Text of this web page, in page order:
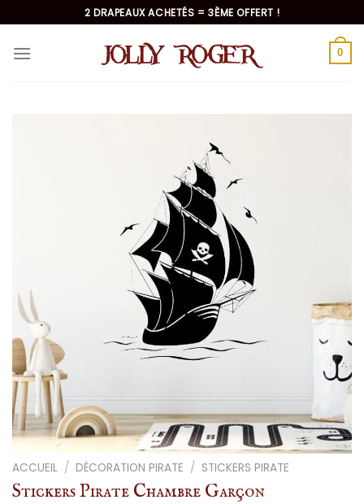
au
contenu
2 DRAPEAUX ACHETÉS = 3ÈME OFFERT !
0
ACCUEIL / DÉCORATION PIRATE / STICKERS PIRATE
Stickers Pirate Chambre Garçon